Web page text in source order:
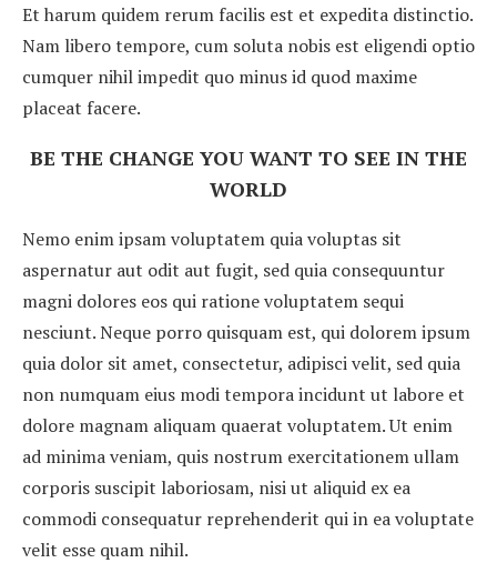
Et harum quidem rerum facilis est et expedita distinctio.
Nam libero tempore, cum soluta nobis est eligendi optio
cumquer nihil impedit quo minus id quod maxime
placeat facere.
BE THE CHANGE YOU WANT TO SEE IN THE
WORLD
Nemo enim ipsam voluptatem quia voluptas sit
aspernatur aut odit aut fugit, sed quia consequuntur
magni dolores eos qui ratione voluptatem sequi
nesciunt. Neque porro quisquam est, qui dolorem ipsum
quia dolor sit amet, consectetur, adipisci velit, sed quia
non numquam eius modi tempora incidunt ut labore et
dolore magnam aliquam quaerat voluptatem. Ut enim
ad minima veniam, quis nostrum exercitationem ullam
corporis suscipit laboriosam, nisi ut aliquid ex ea
commodi consequatur reprehenderit qui in ea voluptate
velit esse quam nihil.